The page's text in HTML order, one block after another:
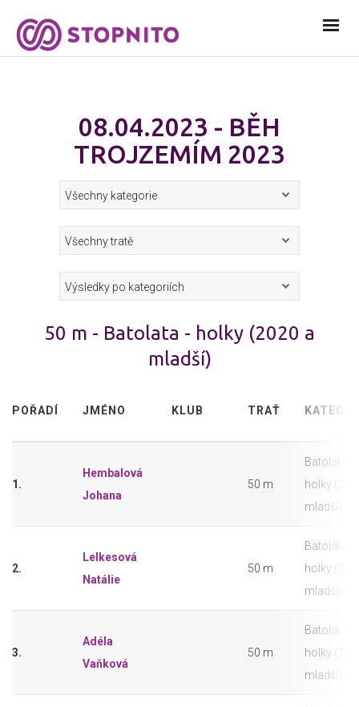
08.04.2023 - BĚH
TROJZEMÍM 2023
50 m - Batolata - holky (2020 a
mladší)
POŘADÍ JMÉNO KLUB TRAŤ
1.
Hembalová
Johana
50 m
Batolata -
holky
mladší)
2.
Lelkesová
Natálie
50 m
Batolata -
holky
mladší)
3.
Adéla
Vaňková
50 m
Batolata -
holky
mladší)